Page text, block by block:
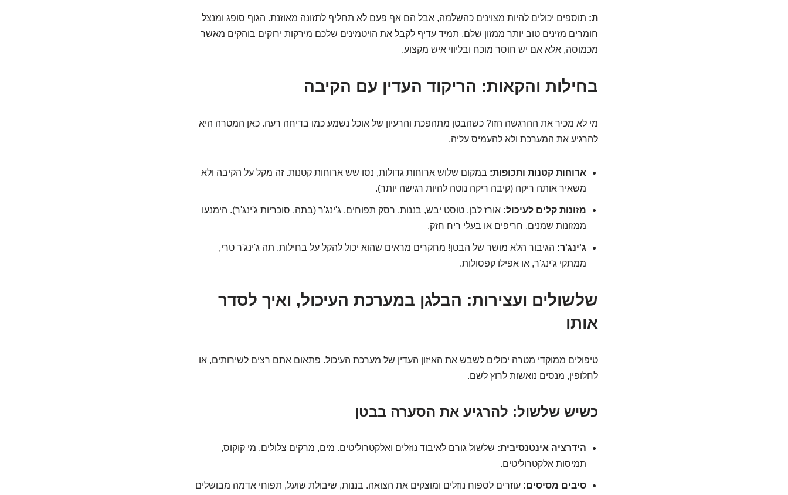
ת: תוספים יכולים להיות מצוינים כהשלמה, אבל הם אף פעם לא תחליף לתזונה מאוזנת. הגוף סופג ומנצל
חומרים מזינים טוב יותר ממזון שלם. תמיד עדיף לקבל את הויטמינים שלכם מירקות ירוקים בוהקים מאשר
מכמוסה, אלא אם יש חוסר מוכח ובליווי איש מקצוע.
בחילות והקאות: הריקוד העדין עם הקיבה
מי לא מכיר את ההרגשה הזו? כשהבטן מתהפכת והרעיון של אוכל נשמע כמו בדיחה רעה. כאן המטרה היא
להרגיע את המערכת ולא להעמיס עליה.
ארוחות קטנות ותכופות: במקום שלוש ארוחות גדולות, נסו שש ארוחות קטנות. זה מקל על הקיבה ולא
משאיר אותה ריקה (קיבה ריקה נוטה להיות רגישה יותר).
מזונות קלים לעיכול: אורז לבן, טוסט יבש, בננות, רסק תפוחים, ג'ינג'ר (בתה, סוכריות ג'ינג'ר). הימנעו
ממזונות שמנים, חריפים או בעלי ריח חזק.
ג'ינג'ר: הגיבור הלא מושר של הבטן! מחקרים מראים שהוא יכול להקל על בחילות. תה ג'ינג'ר טרי,
ממתקי ג'ינג'ר, או אפילו קפסולות.
שלשולים ועצירות: הבלגן במערכת העיכול, ואיך לסדר
אותו
טיפולים ממוקדי מטרה יכולים לשבש את האיזון העדין של מערכת העיכול. פתאום אתם רצים לשירותים, או
לחלופין, מנסים נואשות לרוץ לשם.
כשיש שלשול: להרגיע את הסערה בבטן
הידרציה אינטנסיבית: שלשול גורם לאיבוד נוזלים ואלקטרוליטים. מים, מרקים צלולים, מי קוקוס,
תמיסות אלקטרוליטים.
סיבים מסיסים: עוזרים לספוח נוזלים ומוצקים את הצואה. בננות, שיבולת שועל, תפוחי אדמה מבושלים